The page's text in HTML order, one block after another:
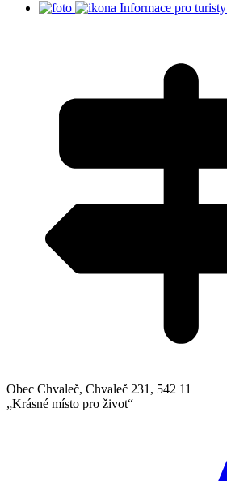
Informace pro turisty
Obec Chvaleč, Chvaleč 231, 542 11
„Krásné místo pro život“